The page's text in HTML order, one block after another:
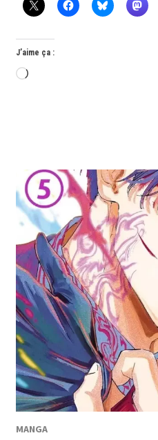
J’aime ça :
Chargement…
MANGA